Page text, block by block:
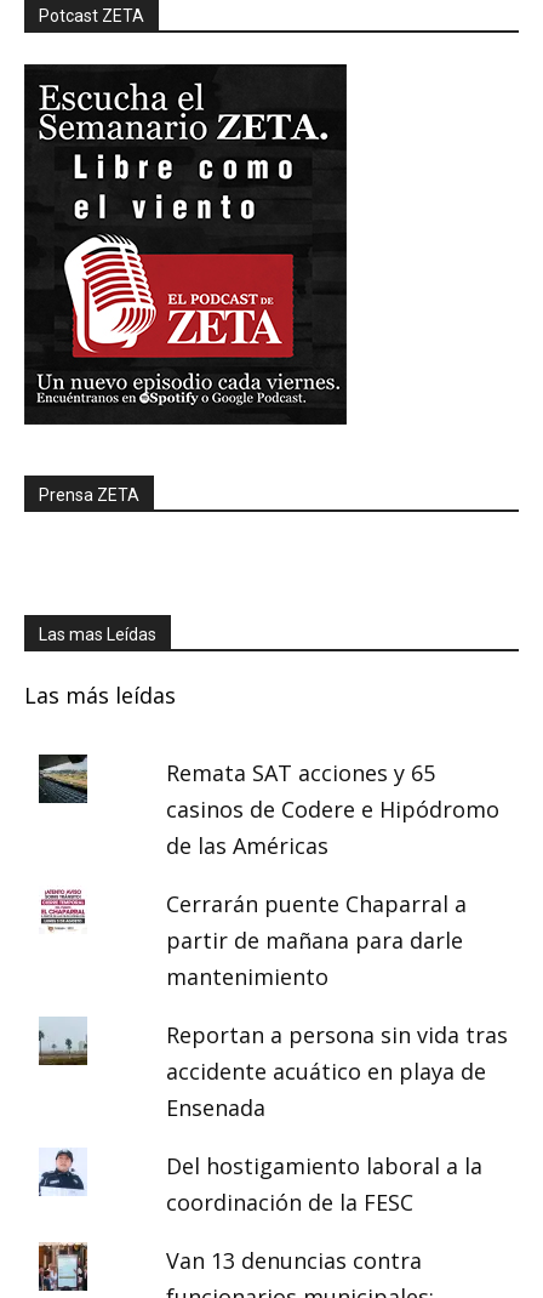
Potcast ZETA
Prensa ZETA
Las mas Leídas
Las más leídas
Remata SAT acciones y 65
casinos de Codere e Hipódromo
de las Américas
Cerrarán puente Chaparral a
partir de mañana para darle
mantenimiento
Reportan a persona sin vida tras
accidente acuático en playa de
Ensenada
Del hostigamiento laboral a la
coordinación de la FESC
Van 13 denuncias contra